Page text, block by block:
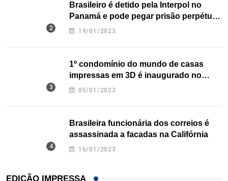
Brasileiro é detido pela Interpol no
Panamá e pode pegar prisão perpétua
nos EUA
19/01/2023
1º condomínio do mundo de casas
impressas em 3D é inaugurado no
Texas
05/01/2023
Brasileira funcionária dos correios é
assassinada a facadas na Califórnia
16/01/2023
EDIÇÃO IMPRESSA